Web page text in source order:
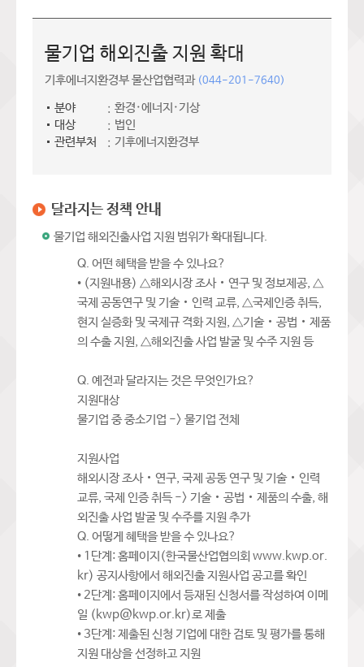
물기업 해외진출 지원 확대
기후에너지환경부 물산업협력과 (044-201-7640)
분야
환경·에너지·기상
대상
법인
관련부처
기후에너지환경부
달라지는 정책 안내
물기업 해외진출사업 지원 범위가 확대됩니다.
Q. 어떤 혜택을 받을 수 있나요?
• (지원내용) △해외시장 조사‧연구 및 정보제공, △
국제 공동연구 및 기술‧인력 교류, △국제인증 취득,
현지 실증화 및 국제규 격화 지원, △기술‧공법‧제품
의 수출 지원, △해외진출 사업 발굴 및 수주 지원 등
Q. 예전과 달라지는 것은 무엇인가요?
지원대상
물기업 중 중소기업 -> 물기업 전체
지원사업
해외시장 조사‧연구, 국제 공동 연구 및 기술‧인력
교류, 국제 인증 취득 -> 기술‧공법‧제품의 수출, 해
외진출 사업 발굴 및 수주를 지원 추가
Q. 어떻게 혜택을 받을 수 있나요?
• 1단계: 홈페이지(한국물산업협의회 www.kwp.or.
kr) 공지사항에서 해외진출 지원사업 공고를 확인
• 2단계: 홈페이지에서 등재된 신청서를 작성하여 이메
일 (kwp@kwp.or.kr)로 제출
• 3단계: 제출된 신청 기업에 대한 검토 및 평가를 통해
지원 대상을 선정하고 지원